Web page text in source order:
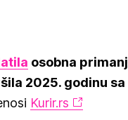
osobna
2025. godinu
Kurir.rs